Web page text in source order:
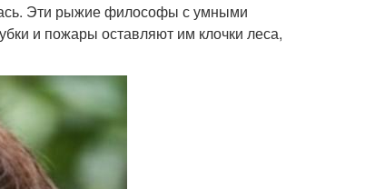
Эти рыжие философы с умными
и пожары оставляют им клочки леса,